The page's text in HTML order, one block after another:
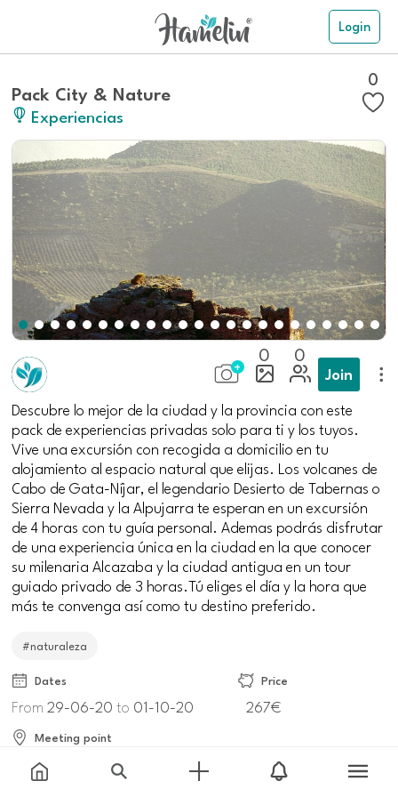
Login
Pack City & Nature
Experiencias
0
0 0
Join
Descubre lo mejor de la ciudad y la provincia con este
pack de experiencias privadas solo para ti y los tuyos.
Vive una excursión con recogida a domicilio en tu
alojamiento al espacio natural que elijas. Los volcanes de
Cabo de Gata-Níjar, el legendario Desierto de Tabernas o
Sierra Nevada y la Alpujarra te esperan en un excursión
de 4 horas con tu guía personal. Ademas podrás disfrutar
de una experiencia única en la ciudad en la que conocer
su milenaria Alcazaba y la ciudad antigua en un tour
guiado privado de 3 horas.Tú eliges el día y la hora que
más te convenga así como tu destino preferido.
#naturaleza
Dates
From29-06-20to 01-10-20
Price
267€
Meeting point
Diseminado Cabo Gata, 15, 04151, Almería, España